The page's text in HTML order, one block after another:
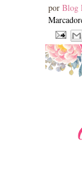
por Blog